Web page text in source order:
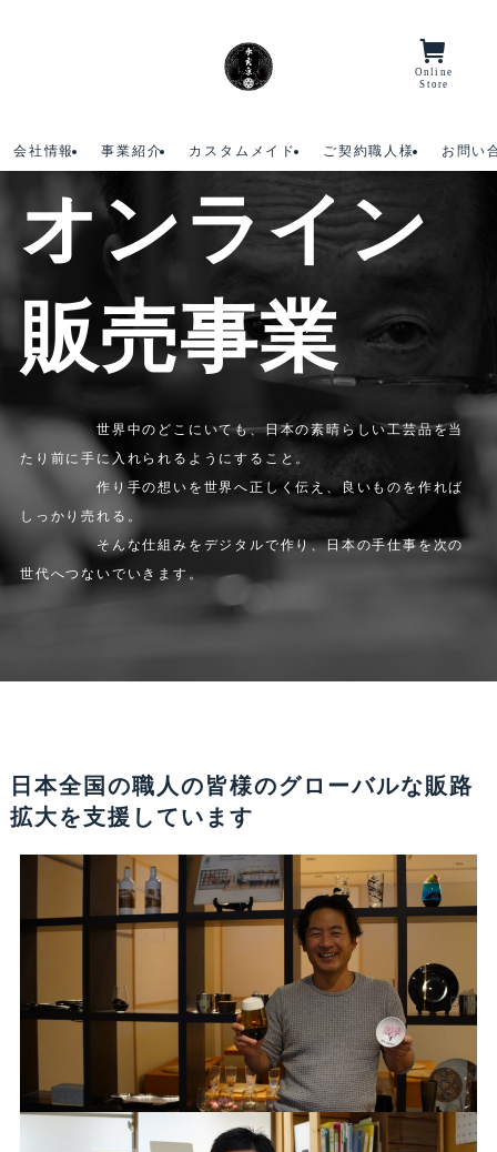
Online
Store
会社情報 事業紹介 カスタムメイド ご契約職人様 お問い
オンライン
販売事業
世界中のどこにいても、日本の素晴らしい工芸品を当
たり前に手に入れられるようにすること。
作り手の想いを世界へ正しく伝え、良いものを作れば
しっかり売れる。
そんな仕組みをデジタルで作り、日本の手仕事を次の
世代へつないでいきます。
日本全国の職人の皆様のグローバルな販路
拡大を支援しています